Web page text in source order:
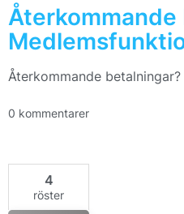
Återkommande
0 kommentarer
4
röster